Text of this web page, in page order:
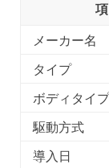
メーカー名
タイプ
ボディタイプ
駆動方式
導入日